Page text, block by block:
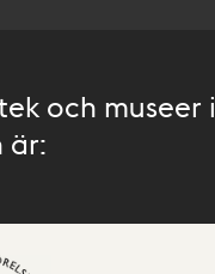
och museer i
är: